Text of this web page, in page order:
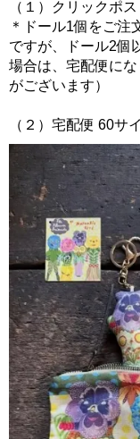
（１）クリックポス
＊ドール1個をご注
ですが、ドール2個
場合は、宅配便に
がございます）
（２）宅配便 60サ